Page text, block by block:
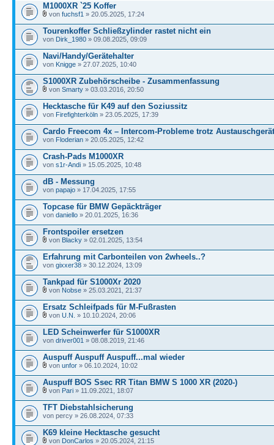
M1000XR `25 Koffer
von fuchsf1 » 20.05.2025, 17:24
Tourenkoffer Schließzylinder rastet nicht ein
von Dirk_1980 » 09.08.2025, 09:09
Navi/Handy/Gerätehalter
von Knigge » 27.07.2025, 10:40
S1000XR Zubehörscheibe - Zusammenfassung
von Smarty » 03.03.2016, 20:50
Hecktasche für K49 auf den Soziussitz
von Firefighterköln » 23.05.2025, 17:39
Cardo Freecom 4x – Intercom-Probleme trotz Austauschgerät
von Floderian » 20.05.2025, 12:42
Crash-Pads M1000XR
von s1r-Andi » 15.05.2025, 10:48
dB - Messung
von papajo » 17.04.2025, 17:55
Topcase für BMW Gepäckträger
von daniello » 20.01.2025, 16:36
Frontspoiler ersetzen
von Blacky » 02.01.2025, 13:54
Erfahrung mit Carbonteilen von 2wheels..?
von gixxer38 » 30.12.2024, 13:09
Tankpad für S1000Xr 2020
von Nobse » 25.03.2021, 21:37
Ersatz Schleifpads für M-Fußrasten
von U.N. » 10.10.2024, 20:06
LED Scheinwerfer für S1000XR
von driver001 » 08.08.2019, 21:46
Auspuff Auspuff Auspuff...mal wieder
von unfor » 06.10.2024, 10:02
Auspuff BOS Ssec RR Titan BMW S 1000 XR (2020-)
von Pari » 11.09.2021, 18:07
TFT Diebstahlsicherung
von percy » 26.08.2024, 07:33
K69 kleine Hecktasche gesucht
von DonCarlos » 20.05.2024, 21:15